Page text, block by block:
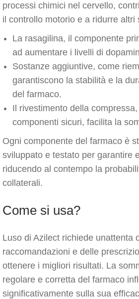
processi chimici nel cervello,
il controllo motorio e a ridurre altri
La rasagilina, il componente
ad aumentare i livelli di
Sostanze aggiuntive, come
garantiscono la stabilità e la
del farmaco.
Il rivestimento della
componenti sicuri, facilita la
Ogni componente del farmaco è
sviluppato e testato per garantire
riducendo al contempo la
collaterali.
Come si usa?
Luso di Azilect richiede unattenta
raccomandazioni e delle
ottenere i migliori risultati. La
regolare e corretta del farmaco
significativamente sulla sua